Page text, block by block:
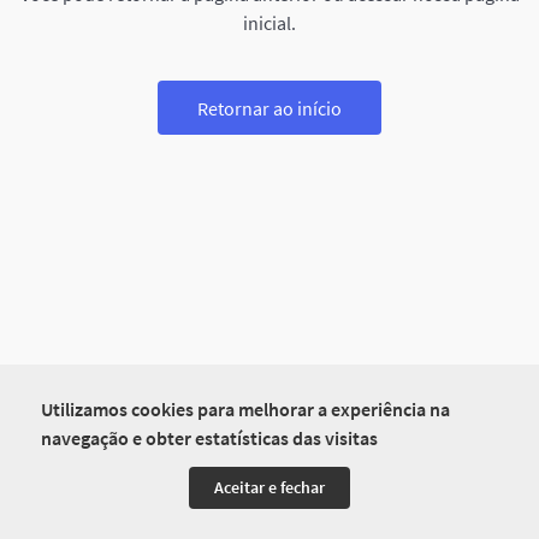
Utilizamos cookies para melhorar a experiência na
navegação e obter estatísticas das visitas
Aceitar e fechar
inicial.
Retornar ao início